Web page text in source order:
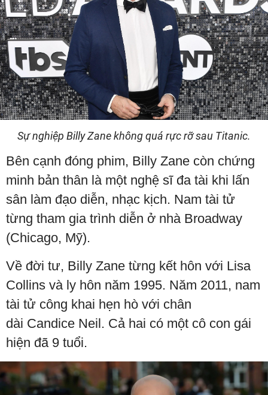
Sự nghiệp Billy Zane không quá rực rỡ sau Titanic.
Bên cạnh đóng phim, Billy Zane còn chứng
minh bản thân là một nghệ sĩ đa tài khi lấn
sân làm đạo diễn, nhạc kịch. Nam tài tử
từng tham gia trình diễn ở nhà Broadway
(Chicago, Mỹ).
Về đời tư, Billy Zane từng kết hôn với Lisa
Collins và ly hôn năm 1995. Năm 2011, nam
tài tử công khai hẹn hò với chân
dài Candice Neil. Cả hai có một cô con gái
hiện đã 9 tuổi.